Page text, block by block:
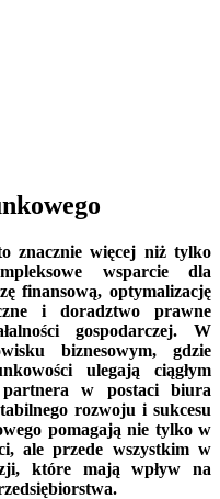
znacznie więcej niż tylko
wsparcie dla
finansową, optymalizację
i doradztwo prawne
gospodarczej. W
biznesowym, gdzie
ulegają ciągłym
partnera w postaci biura
rozwoju i sukcesu
pomagają nie tylko w
ale przede wszystkim w
które mają wpływ na